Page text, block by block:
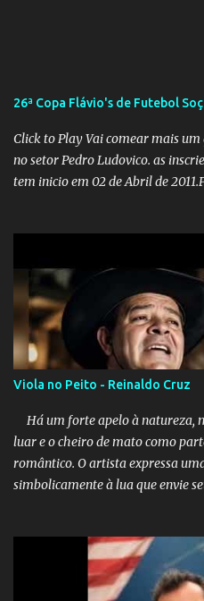
desinformações, chegando ao
uma investigação para identificar
O Negacionismo Climático da
de fake news não é uma
26ª Copa Flávio's de Futebol
Click to Play Vai comear mais
no setor Pedro Ludovico. as
tem inicio em 02 de Abril de
Viola no Peito - Reinaldo Cruz
Há um forte apelo à natureza,
luar e o cheiro de mato como
romântico. O artista expressa
simbolicamente à lua que envie
destino. Reinaldo Cruz enfatiza
que continuará esperando
obra conclui como uma